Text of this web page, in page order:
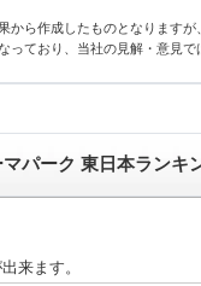
ら作成したものとなりますが、
ており、当社の見解・意見で
マパーク 東日本ランキ
来ます。